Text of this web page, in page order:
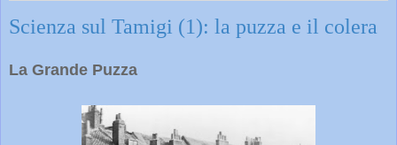
Scienza sul Tamigi (1): la puzza e il colera
La Grande Puzza